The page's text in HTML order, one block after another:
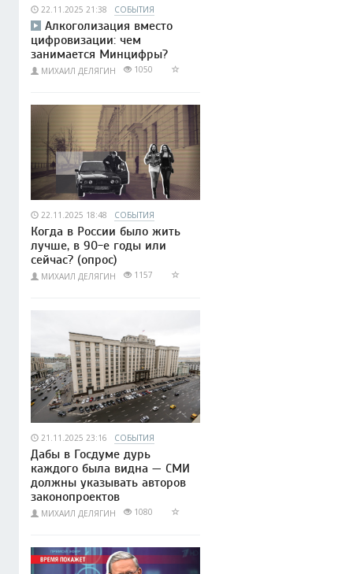
22.11.2025 21:38 СОБЫТИЯ
Алкоголизация вместо
цифровизации: чем
занимается Минцифры?
МИХАИЛ ДЕЛЯГИН 1050
22.11.2025 18:48 СОБЫТИЯ
Когда в России было жить
лучше, в 90-е годы или
сейчас? (опрос)
МИХАИЛ ДЕЛЯГИН 1157
21.11.2025 23:16 СОБЫТИЯ
Дабы в Госдуме дурь
каждого была видна — СМИ
должны указывать авторов
законопроектов
МИХАИЛ ДЕЛЯГИН 1080